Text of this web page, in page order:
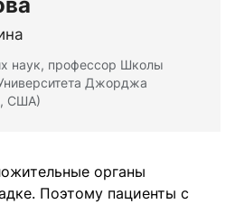
наук, профессор Школы
Джорджа
США)
органы
Поэтому пациенты с